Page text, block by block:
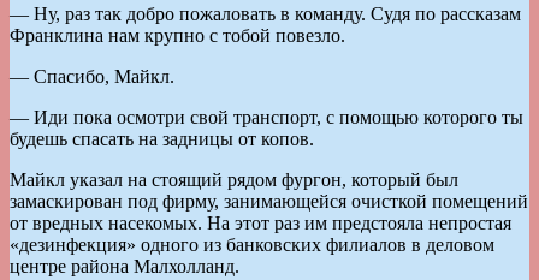
— Ну, раз так добро пожаловать в команду. Судя по рассказам
Франклина нам крупно с тобой повезло.
— Спасибо, Майкл.
— Иди пока осмотри свой транспорт, с помощью которого ты
будешь спасать на задницы от копов.
Майкл указал на стоящий рядом фургон, который был
замаскирован под фирму, занимающейся очисткой помещений
от вредных насекомых. На этот раз им предстояла непростая
«дезинфекция» одного из банковских филиалов в деловом
центре района Малхолланд.